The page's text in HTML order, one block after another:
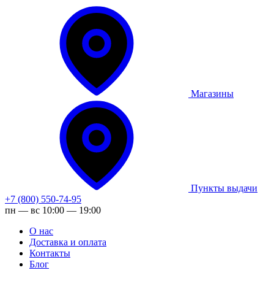
Магазины
Пункты выдачи
+7 (800) 550-74-95
пн — вс 10:00 — 19:00
О нас
Доставка и оплата
Контакты
Блог